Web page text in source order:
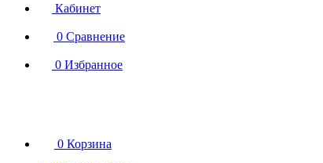
Кабинет
0 Сравнение
0 Избранное
0 Корзина